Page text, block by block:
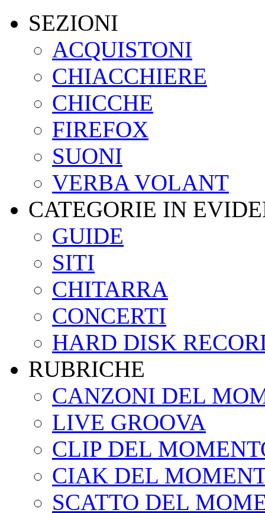
SEZIONI
ACQUISTONI
CHIACCHIERE
CHICCHE
FIREFOX
SUONI
VERBA VOLANT
CATEGORIE IN
GUIDE
SITI
CHITARRA
CONCERTI
HARD DISK
RUBRICHE
CANZONI DEL
LIVE GROOVA
CLIP DEL
CIAK DEL
SCATTO DEL